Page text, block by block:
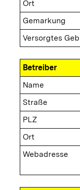
Ort
Gemarkung
Versorgtes
Betreiber
Name
Straße
PLZ
Ort
Webadresse